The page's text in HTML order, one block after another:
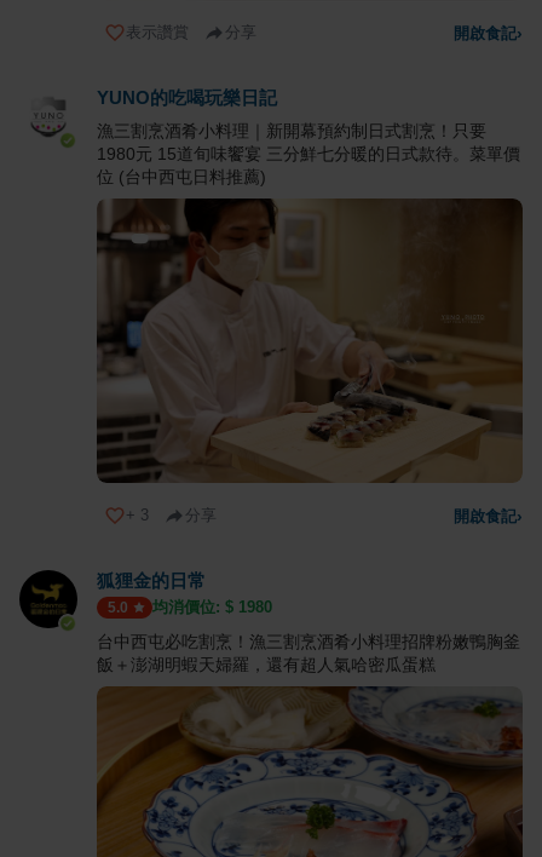
表示讚賞 分享 開啟食記›
YUNO的吃喝玩樂日記
漁三割烹酒肴小料理｜新開幕預約制日式割烹！只要
1980元 15道旬味饗宴 三分鮮七分暖的日式款待。菜單價
位 (台中西屯日料推薦)
+ 3 分享 開啟食記›
狐狸金的日常
5.0 均消價位: $ 1980
台中西屯必吃割烹！漁三割烹酒肴小料理招牌粉嫩鴨胸釜
飯＋澎湖明蝦天婦羅，還有超人氣哈密瓜蛋糕